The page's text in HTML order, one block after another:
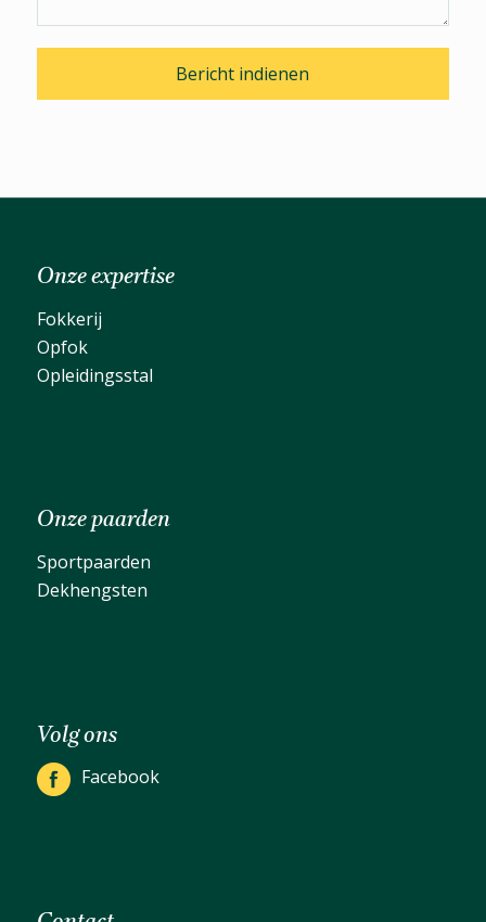
Onze expertise
Fokkerij
Opfok
Opleidingsstal
Onze paarden
Sportpaarden
Dekhengsten
Volg ons
Facebook